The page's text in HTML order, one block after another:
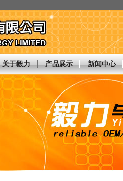
关于毅力 产品展示 新闻中心